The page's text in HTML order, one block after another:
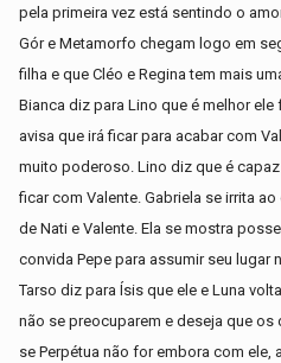
pela primeira vez está sentindo o
Gór e Metamorfo chegam logo em
filha e que Cléo e Regina tem mais
Bianca diz para Lino que é melhor
avisa que irá ficar para acabar com
muito poderoso. Lino diz que é
ficar com Valente. Gabriela se irrita
de Nati e Valente. Ela se mostra
convida Pepe para assumir seu lugar
Tarso diz para Ísis que ele e Luna
não se preocuparem e deseja que
se Perpétua não for embora com ele,